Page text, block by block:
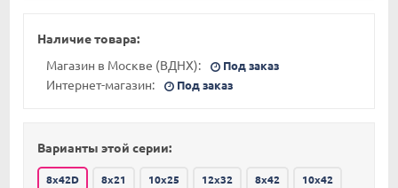
Наличие товара:
Магазин в Москве (ВДНХ):
Под заказ
Интернет-магазин: Под заказ
Варианты этой серии:
8х42D 8х21 10х25 12х32 8х42 10х42